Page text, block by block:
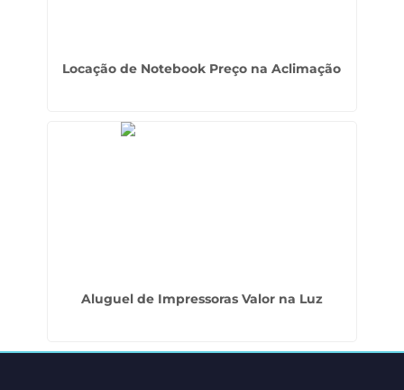
Locação de Notebook Preço na Aclimação
Aluguel de Impressoras Valor na Luz